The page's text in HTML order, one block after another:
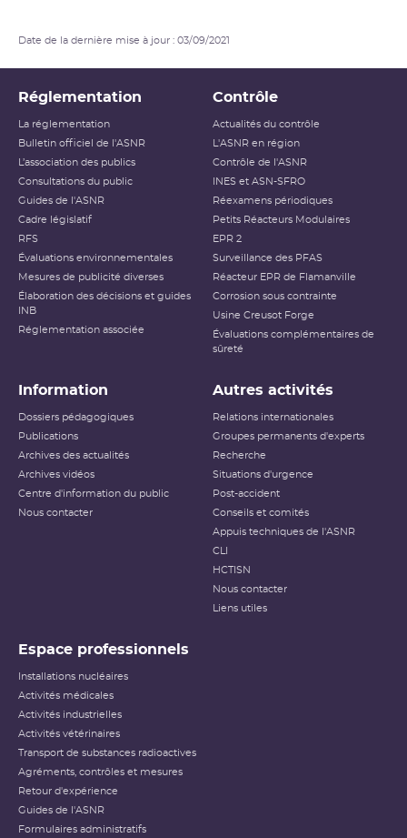
Date de la dernière mise à jour : 03/09/2021
Réglementation
La réglementation
Bulletin officiel de l'ASNR
L’association des publics
Consultations du public
Guides de l'ASNR
Cadre législatif
RFS
Évaluations environnementales
Mesures de publicité diverses
Élaboration des décisions et guides
INB
Réglementation associée
Contrôle
Actualités du contrôle
L'ASNR en région
Contrôle de l'ASNR
INES et ASN-SFRO
Réexamens périodiques
Petits Réacteurs Modulaires
EPR 2
Surveillance des PFAS
Réacteur EPR de Flamanville
Corrosion sous contrainte
Usine Creusot Forge
Évaluations complémentaires de
sûreté
Information
Dossiers pédagogiques
Publications
Archives des actualités
Archives vidéos
Centre d'information du public
Nous contacter
Autres activités
Relations internationales
Groupes permanents d'experts
Recherche
Situations d'urgence
Post-accident
Conseils et comités
Appuis techniques de l'ASNR
CLI
HCTISN
Nous contacter
Liens utiles
Espace professionnels
Installations nucléaires
Activités médicales
Activités industrielles
Activités vétérinaires
Transport de substances radioactives
Agréments, contrôles et mesures
Retour d'expérience
Guides de l'ASNR
Formulaires administratifs